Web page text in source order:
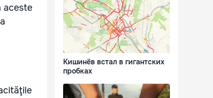
aceste
Кишинёв встал в гигантских
пробках